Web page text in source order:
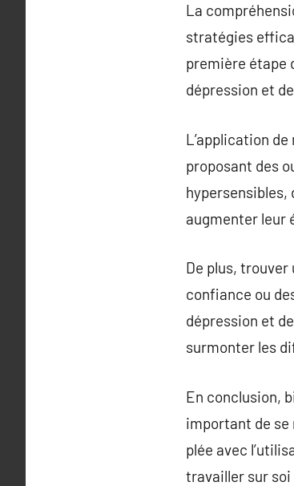
La
stratégies
première étape
dépression et
L’application
proposant des
hypersensibles,
augmenter leur
De plus, trouver
confiance ou
dépression et
surmonter les
En conclusion,
important de se
plée avec
travailler sur soi